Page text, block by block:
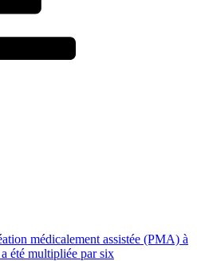
médicalement assistée (PMA) à
été multipliée par six